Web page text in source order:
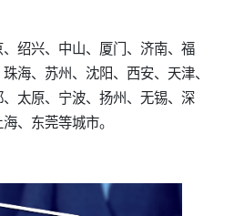
绍兴、中山、厦门、济南、福
海、苏州、沈阳、西安、天津、
太原、宁波、扬州、无锡、深
、东莞等城市。